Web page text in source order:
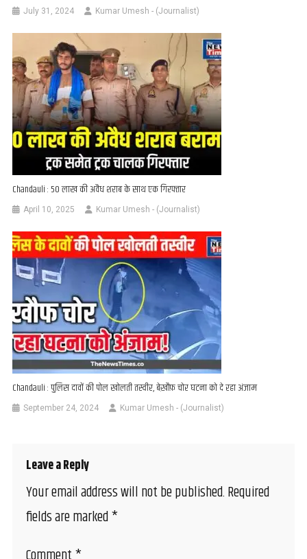
July 31, 2024 Kumar Umesh - (Journalist)
Chandauli : 50 लाख की अवैध शराब के साथ एक गिरफ्तार
April 10, 2025 Kumar Umesh - (Journalist)
Chandauli : पुलिस दावों की पोल खोलती तस्वीर, बेख़ौफ़ चोर घटना को दे रहा अंजाम
September 24, 2024 Kumar Umesh - (Journalist)
Leave a Reply
Your email address will not be published.Required
fields are marked*